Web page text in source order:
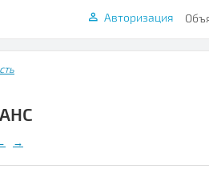
Авторизация
→